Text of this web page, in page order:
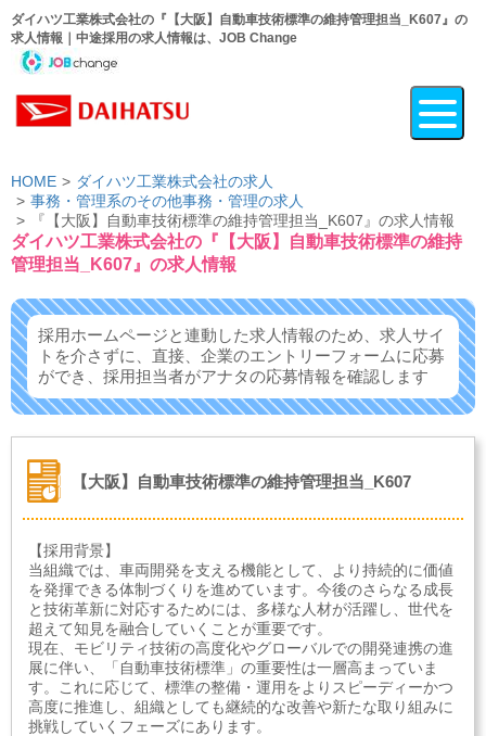
ダイハツ工業株式会社の『【大阪】自動車技術標準の維持管理担当_K607』の
求人情報｜中途採用の求人情報は、JOB Change
HOME
ダイハツ工業株式会社の求人
事務・管理系のその他事務・管理の求人
『【大阪】自動車技術標準の維持管理担当_K607』の求人情報
ダイハツ工業株式会社の『【大阪】自動車技術標準の維持
管理担当_K607』の求人情報
採用ホームページと連動した求人情報のため、求人サイ
トを介さずに、 直接、企業のエントリーフォームに応募
ができ、 採用担当者がアナタの応募情報を確認します
【大阪】自動車技術標準の維持管理担当_K607
【採用背景】
当組織では、車両開発を支える機能として、より持続的に価値
を発揮できる体制づくりを進めています。今後のさらなる成長
と技術革新に対応するためには、多様な人材が活躍し、世代を
超えて知見を融合していくことが重要です。
現在、モビリティ技術の高度化やグローバルでの開発連携の進
展に伴い、「自動車技術標準」の重要性は一層高まっていま
す。これに応じて、標準の整備・運用をよりスピーディーかつ
高度に推進し、組織としても継続的な改善や新たな取り組みに
挑戦していくフェーズにあります。